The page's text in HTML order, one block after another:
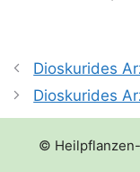
Dioskurides
Dioskurides
©